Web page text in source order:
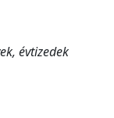
évtizedek